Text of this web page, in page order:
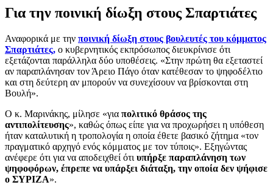
Για την ποινική δίωξη στους Σπαρτιάτες
Αναφορικά με την ποινική δίωξη στους βουλευτές του κόμματος
Σπαρτιάτες, ο κυβερνητικός εκπρόσωπος διευκρίνισε ότι
εξετάζονται παράλληλα δύο υποθέσεις. «Στην πρώτη θα εξεταστεί
αν παραπλάνησαν τον Άρειο Πάγο όταν κατέθεσαν το ψηφοδέλτιο
και στη δεύτερη αν μπορούν να συνεχίσουν να βρίσκονται στη
Βουλή».
Ο κ. Μαρινάκης, μίλησε «για πολιτικό θράσος της
αντιπολίτευσης», καθώς όπως είπε για να προχωρήσει η υπόθεση
ήταν καταλυτική η τροπολογία η οποία έθετε βασικό ζήτημα «τον
πραγματικό αρχηγό ενός κόμματος με τον τύποις». Εξηγώντας
ανέφερε ότι για να αποδειχθεί ότι υπήρξε παραπλάνηση των
ψηφοφόρων, έπρεπε να υπάρξει διάταξη, την οποία δεν ψήφισε
ο ΣΥΡΙΖΑ».